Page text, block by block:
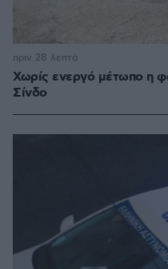
Χωρίς ενεργό μέτωπο η
Σίνδο
πριν 28 λεπτά